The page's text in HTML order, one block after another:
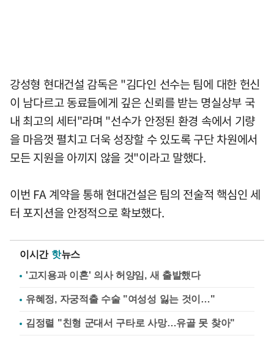
강성형 현대건설 감독은 "김다인 선수는 팀에 대한 헌신
이 남다르고 동료들에게 깊은 신뢰를 받는 명실상부 국
내 최고의 세터"라며 "선수가 안정된 환경 속에서 기량
을 마음껏 펼치고 더욱 성장할 수 있도록 구단 차원에서
모든 지원을 아끼지 않을 것"이라고 말했다.
이번 FA 계약을 통해 현대건설은 팀의 전술적 핵심인 세
터 포지션을 안정적으로 확보했다.
이시간 핫뉴스
'고지용과 이혼' 의사 허양임, 새 출발했다
유혜정, 자궁적출 수술 "여성성 잃는 것이…"
김정렬 "친형 군대서 구타로 사망…유골 못 찾아"